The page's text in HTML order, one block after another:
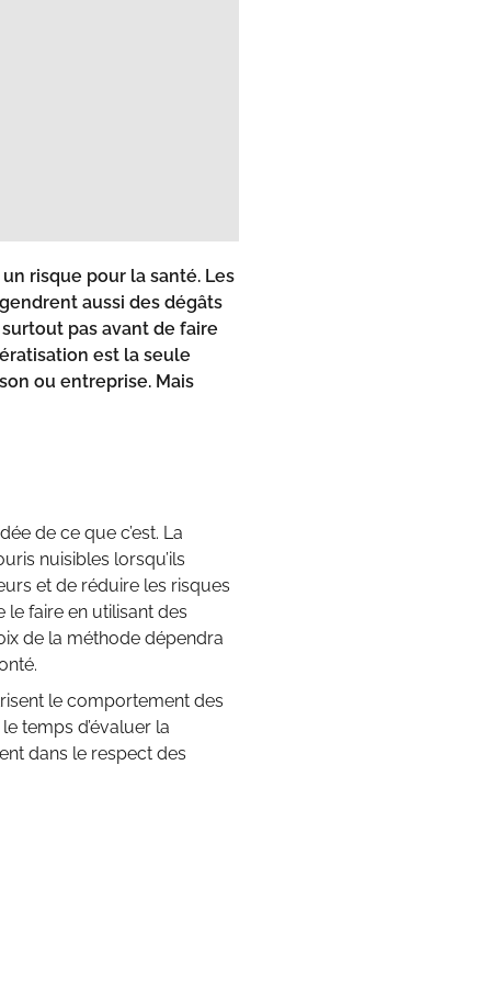
risque pour la santé. Les
aussi des dégâts
pas avant de faire
est la seule
ou entreprise. Mais
de ce que c’est. La
nuisibles lorsqu’ils
et de réduire les risques
faire en utilisant des
de la méthode dépendra
le comportement des
temps d’évaluer la
dans le respect des